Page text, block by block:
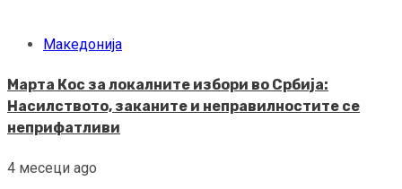
Македонија
Марта Кос за локалните избори во Србија:
Насилството, заканите и неправилностите се
неприфатливи
4 месеци ago